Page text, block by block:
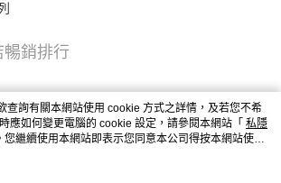
暢銷排行
查詢有關本網站使用 cookie 方式之詳情，及若您不希
應如何變更電腦的 cookie 設定，請參閱本網站「 私隱
您繼續使用本網站即表示您同意本公司得按本網站使用
。